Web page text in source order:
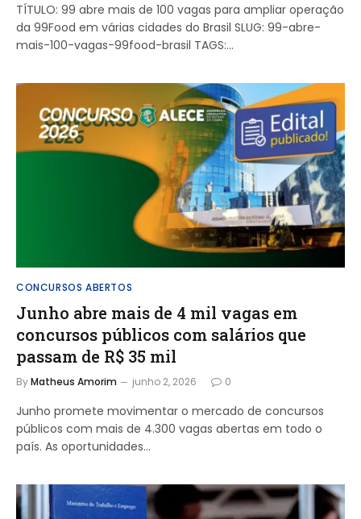
TÍTULO: 99 abre mais de 100 vagas para ampliar operação
da 99Food em várias cidades do Brasil SLUG: 99-abre-
mais-100-vagas-99food-brasil TAGS:…
CONCURSOS ABERTOS
Junho abre mais de 4 mil vagas em
concursos públicos com salários que
passam de R$ 35 mil
ByMatheus Amorim junho 2, 2026 0
Junho promete movimentar o mercado de concursos
públicos com mais de 4.300 vagas abertas em todo o
país. As oportunidades…